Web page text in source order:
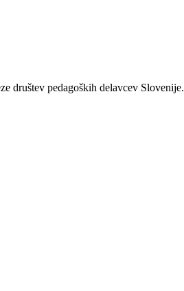
društev pedagoških delavcev Slovenije.